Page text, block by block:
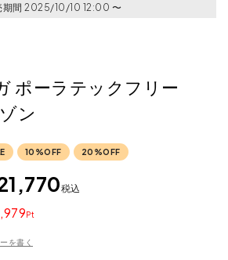
期間 2025/10/10 12:00 〜
ポーラテックフリー
ン
10%OFF 20%OFF
税込
を書く